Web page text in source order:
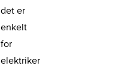
det er
enkelt
for
elektriker